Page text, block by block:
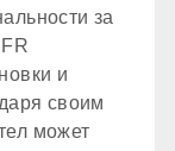
за
и
своим
может